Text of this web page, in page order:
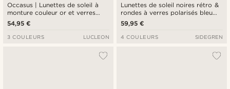
Occasus | Lunettes de soleil à
monture couleur or et verres
bruns polarisés
54,95 €
3 COULEURS LUCLEON
Lunettes de soleil noires rétro &
rondes à verres polarisés bleu
miroir
59,95 €
4 COULEURS SIDEGREN